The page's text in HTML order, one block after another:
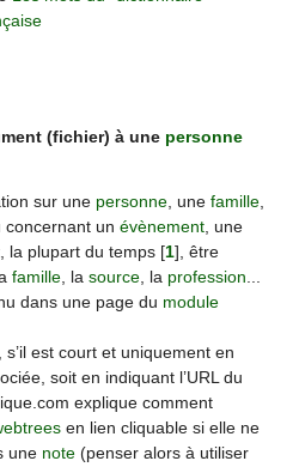
(fichier) à une personne
sur une personne, une famille,
concernant un évènement, une
la plupart du temps[1], être
famille, la source, la profession...
dans une page du module
est court et uniquement en
soit en indiquant l’URL du
explique comment
en lien cliquable si elle ne
une note(penser alors à utiliser